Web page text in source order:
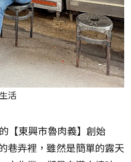
活
【東興市魯肉義】創始
巷弄裡，雖然是簡單的露天